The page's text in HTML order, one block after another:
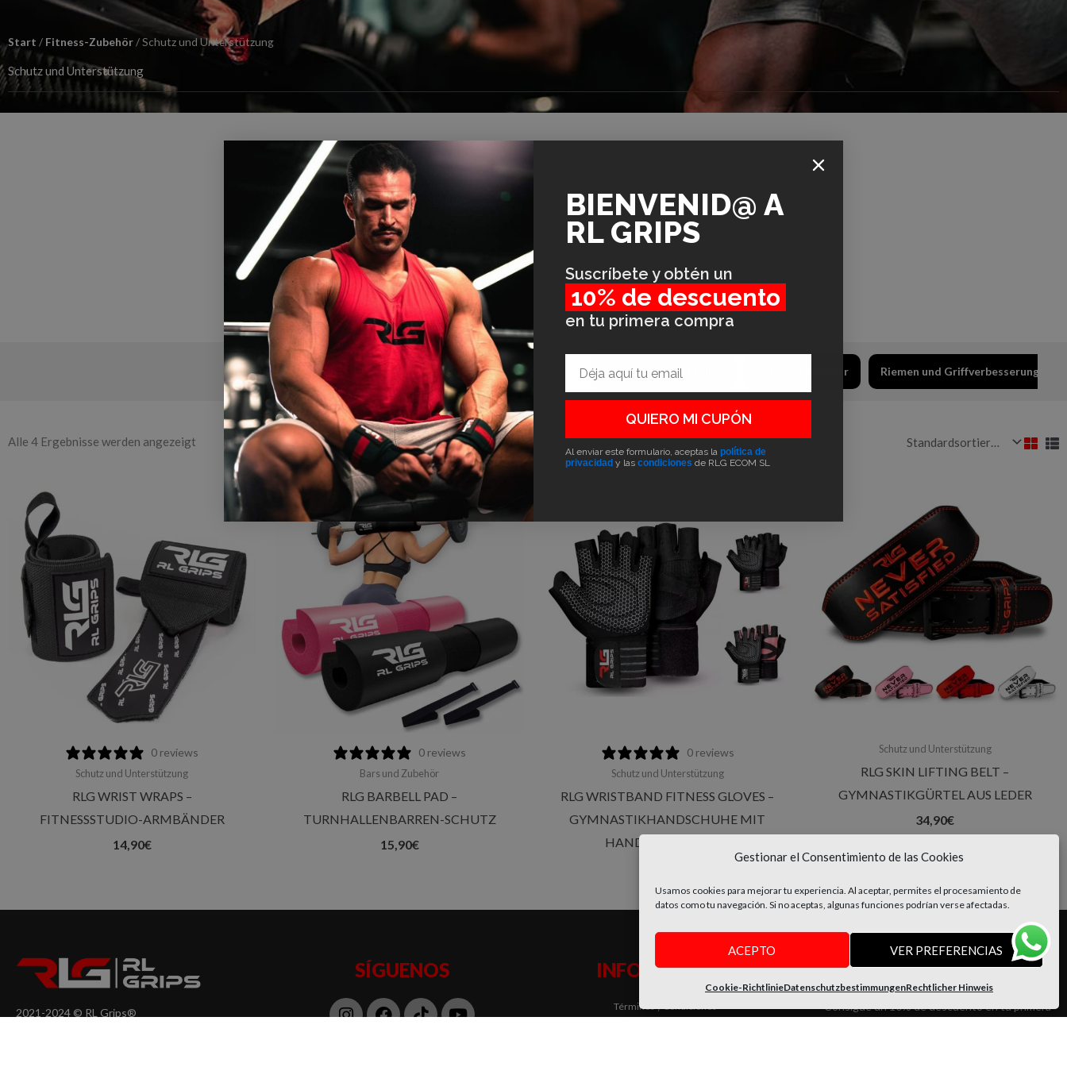
Gestionar el Consentimiento de las Cookies
Usamos cookies para mejorar tu experiencia. Al aceptar, permites el procesamiento de
datos como tu navegación. Si no aceptas, algunas funciones podrían verse afectadas.
ACEPTO VER PREFERENCIAS
Cookie-RichtlinieDatenschutzbestimmungenRechtlicher Hinweis
Start / Fitness-Zubehör/ Schutz und Unterstützung
Schutz und Unterstützung
Erfahren Sie mehr: Griffe für Umlenkrollen Bars und Zubehör Riemen und Griffverbesserungen
Alle 4 Ergebnisse werden angezeigt
0 reviews
Schutz und Unterstützung
RLG WRIST WRAPS –
FITNESSSTUDIO-ARMBÄNDER
14,90€
0 reviews
Bars und Zubehör
RLG BARBELL PAD –
TURNHALLENBARREN-SCHUTZ
15,90€
0 reviews
Schutz und Unterstützung
RLG WRISTBAND FITNESS GLOVES –
GYMNASTIKHANDSCHUHE MIT
HANDGELENKBAND
Schutz und Unterstützung
RLG SKIN LIFTING BELT –
GYMNASTIKGÜRTEL AUS LEDER
34,90€
2021-2024 © RL Grips®
SÍGUENOS
Instagram
Facebook
TiktokYoutube
INFORMACIÓN
Términos y Condiciones
SUSCRÍBETE
Consigue un 10% de descuento en tu primera
BIENVENID@ A
RL GRIPS
Suscríbete y obtén un
10% de descuento
en tu primera compra
QUIERO MI CUPÓN
Al enviar este formulario, aceptas la política de
privacidad y las condiciones de RLG ECOM SL